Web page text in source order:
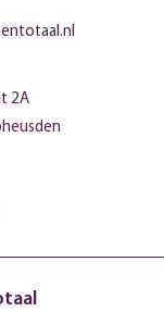
2A